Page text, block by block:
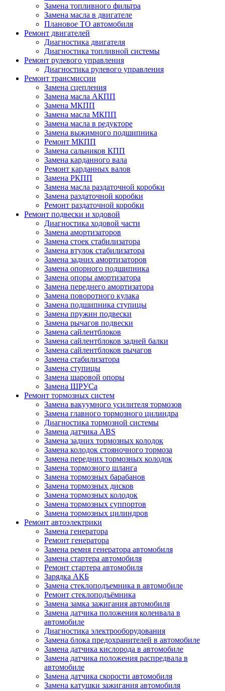
Замена топливного фильтра
Замена масла в двигателе
Плановое ТО автомобиля
Ремонт двигателей
Диагностика двигателя
Диагностика топливной системы
Ремонт рулевого управления
Диагностика рулевого управления
Ремонт трансмиссии
Замена сцепления
Замена масла АКПП
Замена МКПП
Замена масла МКПП
Замена масла в редукторе
Замена выжимного подшипника
Ремонт МКПП
Замена сальников КПП
Замена карданного вала
Ремонт карданных валов
Замена РКПП
Замена масла раздаточной коробки
Замена раздаточной коробки
Ремонт раздаточной коробки
Ремонт подвески и ходовой
Диагностика ходовой части
Замена амортизаторов
Замена стоек стабилизатора
Замена втулок стабилизатора
Замена задних амортизаторов
Замена опорного подшипника
Замена опоры амортизатора
Замена переднего амортизатора
Замена поворотного кулака
Замена подшипника ступицы
Замена пружин подвески
Замена рычагов подвески
Замена сайлентблоков
Замена сайлентблоков задней балки
Замена сайлентблоков рычагов
Замена стабилизатора
Замена ступицы
Замена шаровой опоры
Замена ШРУСа
Ремонт тормозных систем
Замена вакуумного усилителя тормозов
Замена главного тормозного цилиндра
Диагностика тормозной системы
Замена датчика ABS
Замена задних тормозных колодок
Замена колодок стояночного тормоза
Замена передних тормозных колодок
Замена тормозного шланга
Замена тормозных барабанов
Замена тормозных дисков
Замена тормозных колодок
Замена тормозных суппортов
Замена тормозных цилиндров
Ремонт автоэлектрики
Замена генератора
Ремонт генератора
Замена ремня генератора автомобиля
Замена стартера автомобиля
Ремонт стартера автомобиля
Зарядка АКБ
Замена стеклоподъемника в автомобиле
Ремонт стеклоподъёмника
Замена замка зажигания автомобиля
Замена датчика положения коленвала в
автомобиле
Диагностика электрооборудования
Замена блока предохранителей в автомобиле
Замена датчика кислорода в автомобиле
Замена датчика положения распредвала в
автомобиле
Замена датчика скорости автомобиля
Замена катушки зажигания автомобиля